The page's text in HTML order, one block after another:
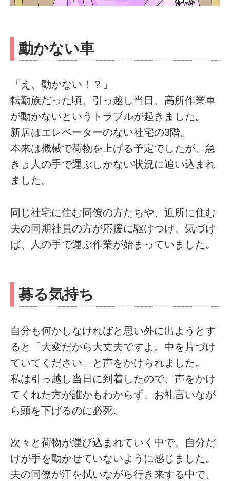
動かない車
「え、動かない！？」
転勤族だった頃、引っ越し当日、高所作業車
が動かないというトラブルが起きました。
新居はエレベーターのない社宅の3階。
本来は機械で荷物を上げる予定でしたが、急
きょ人の手で運ぶしかない状況に追い込まれ
ました。
同じ社宅に住む同僚の方たちや、近所に住む
夫の同期社員の方が応援に駆けつけ、気づけ
ば、人の手で運ぶ作業が始まっていました。
募る気持ち
自分も何かしなければと思い外に出ようとす
ると「大変だから大丈夫ですよ。中を片づけ
ていてください」と声をかけられました。
私は引っ越し当日に到着したので、声をかけ
てくれた方が誰かもわからず、お礼言いなが
ら頭を下げるのに必死。
次々と荷物が運び込まれていく中で、自分だ
けが手を動かせていないように感じました。
夫の同僚が汗を拭いながら行き来する中で、